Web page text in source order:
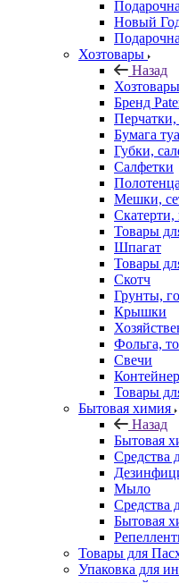
Новый
Хозтовары
Назад
Хозтовары
Бренд
Бумага
Губки,
Салфетки
Полотенца
Мешки,
Скатерти,
Товары
Шпагат
Товары
Скотч
Грунты,
Крышки
Фольга,
Свечи
Товары
Бытовая химия
Назад
Бытовая
Средства
Мыло
Средства
Бытовая
Товары для
Упаковка для